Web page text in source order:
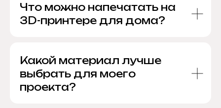
Что можно напечатать на
3D-принтере для дома?
Какой материал лучше
выбрать для моего
проекта?